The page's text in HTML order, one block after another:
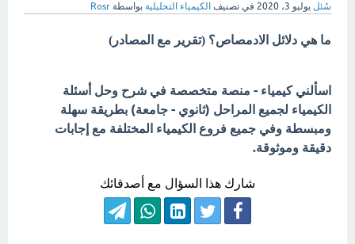
سُئل يوليو 3، 2020 في تصنيف الكيمياء التحليلية بواسطة Rosr
ما هي دلائل الادمصاص؟ (تقرير مع المصادر)
اسألني كيمياء - منصة متخصصة في شرح وحل أسئلة
الكيمياء لجميع المراحل (ثانوي - جامعة) بطريقة سهلة
ومبسطة وفي جميع فروع الكيمياء المختلفة مع إجابات
دقيقة وموثوقة.
شارك هذا السؤال مع أصدقائك